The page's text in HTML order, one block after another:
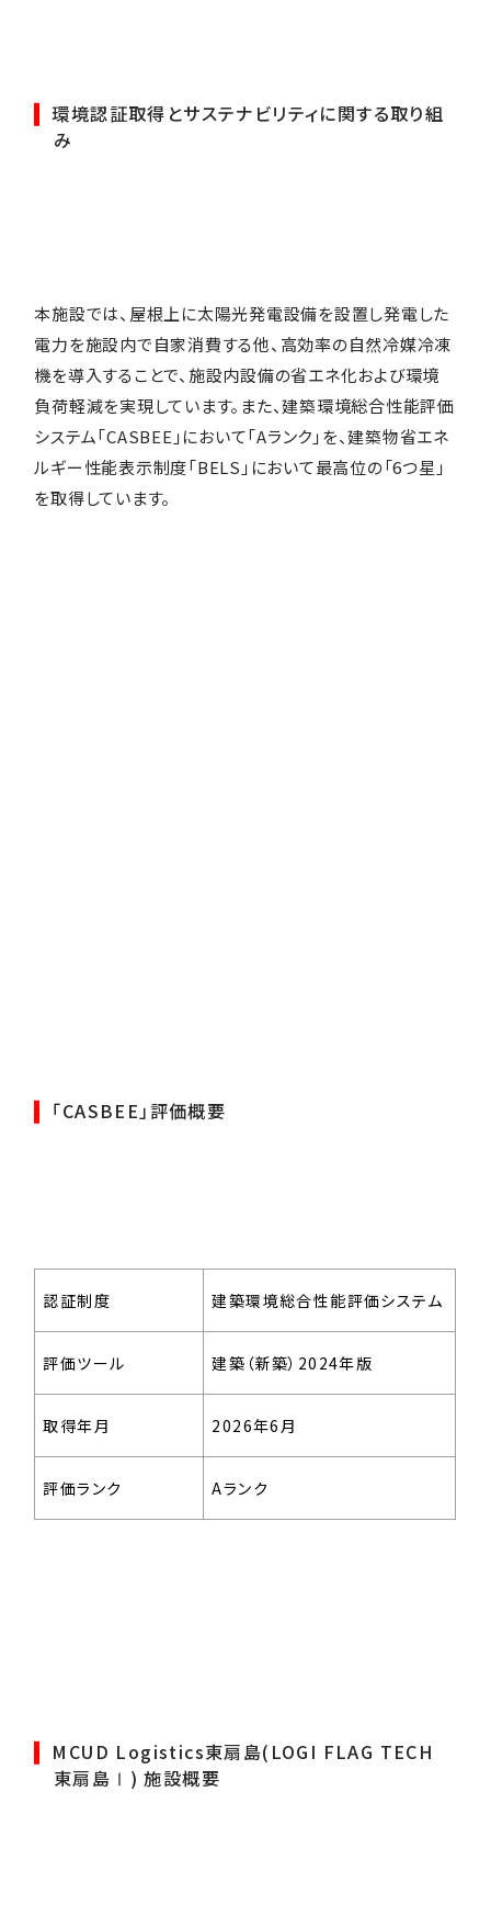
環境認証取得とサステナビリティに関する取り組
み
本施設では、屋根上に太陽光発電設備を設置し発電した
電力を施設内で自家消費する他、高効率の自然冷媒冷凍
機を導入することで、施設内設備の省エネ化および環境
負荷軽減を実現しています。また、建築環境総合性能評価
システム「CASBEE」において「Aランク」を、建築物省エネ
ルギー性能表示制度「BELS」において最高位の「6つ星」
を取得しています。
「CASBEE」評価概要
認証制度 建築環境総合性能評価システム
評価ツール 建築（新築）2024年版
取得年月 2026年6月
評価ランク Aランク
MCUD Logistics東扇島(LOGI FLAG TECH
東扇島Ⅰ) 施設概要